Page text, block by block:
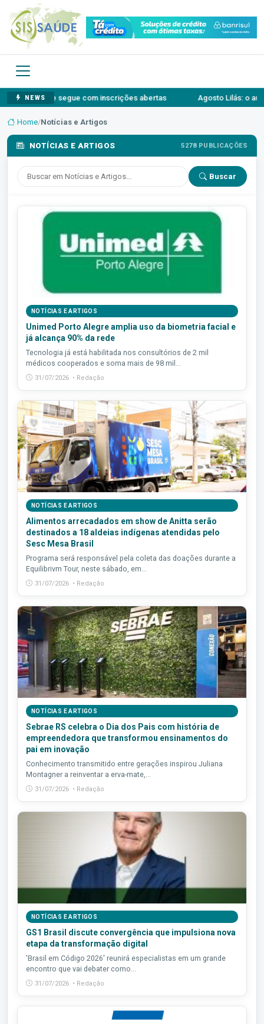
NEWS
segue com inscrições abertas Agosto Lilás: o
Home/Notícias e Artigos
NOTÍCIAS E ARTIGOS 5278 PUBLICAÇÕES
Buscar
NOTÍCIAS E ARTIGOS
Unimed Porto Alegre amplia uso da biometria facial e
já alcança 90% da rede
Tecnologia já está habilitada nos consultórios de 2 mil
médicos cooperados e soma mais de 98 mil...
31/07/2026 • Redação
NOTÍCIAS E ARTIGOS
Alimentos arrecadados em show de Anitta serão
destinados a 18 aldeias indígenas atendidas pelo
Sesc Mesa Brasil
Programa será responsável pela coleta das doações durante a
Equilibrivm Tour, neste sábado, em...
31/07/2026 • Redação
NOTÍCIAS E ARTIGOS
Sebrae RS celebra o Dia dos Pais com história de
empreendedora que transformou ensinamentos do
pai em inovação
Conhecimento transmitido entre gerações inspirou Juliana
Montagner a reinventar a erva-mate,...
31/07/2026 • Redação
NOTÍCIAS E ARTIGOS
GS1 Brasil discute convergência que impulsiona nova
etapa da transformação digital
'Brasil em Código 2026' reunirá especialistas em um grande
encontro que vai debater como...
31/07/2026 • Redação